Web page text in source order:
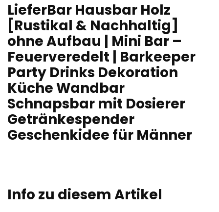
LieferBar Hausbar Holz
[Rustikal & Nachhaltig]
ohne Aufbau | Mini Bar –
Feuerveredelt | Barkeeper
Party Drinks Dekoration
Küche Wandbar
Schnapsbar mit Dosierer
Getränkespender
Geschenkidee für Männer
Info zu diesem Artikel